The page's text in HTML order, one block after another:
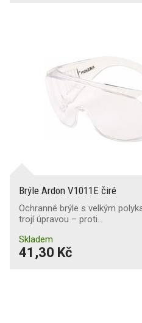
Brýle Ardon V1011E čiré
Ochranné brýle s velkým
trojí úpravou – proti…
Skladem
41,30 Kč